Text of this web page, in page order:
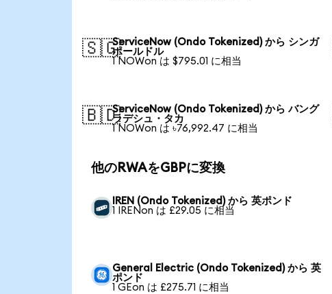
🇸🇬ServiceNow (Ondo Tokenized) から シンガ
ポールドル
1 NOWon は $795.01 に相当
🇧🇩ServiceNow (Ondo Tokenized) から バング
ラデシュ・タカ
1 NOWon は ৳76,992.47 に相当
他のRWAをGBPに変換
IREN (Ondo Tokenized) から 英ポンド
1 IRENon は £29.05 に相当
General Electric (Ondo Tokenized) から 英
ポンド
1 GEon は £275.71 に相当